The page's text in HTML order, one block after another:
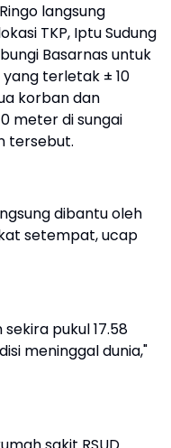
langsung
TKP, Iptu Sudung
Basarnas untuk
terletak ± 10
korban dan
meter di sungai
tersebut.
dibantu oleh
setempat, ucap
pukul 17.58
meninggal dunia,"